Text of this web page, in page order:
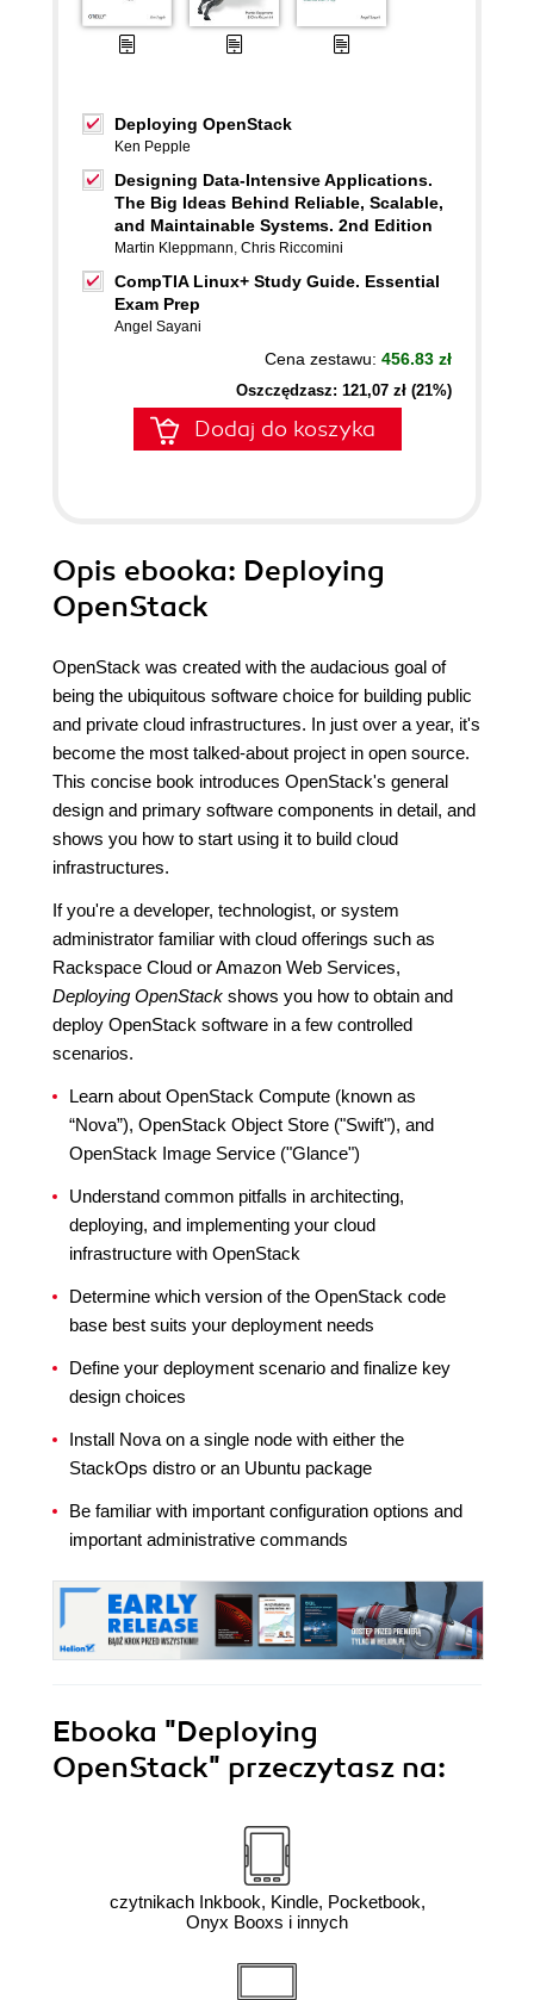
Deploying OpenStack
Ken Pepple
Designing Data-Intensive Applications.
The Big Ideas Behind Reliable, Scalable,
and Maintainable Systems. 2nd Edition
Martin Kleppmann, Chris Riccomini
CompTIA Linux+ Study Guide. Essential
Exam Prep
Angel Sayani
Cena zestawu: 456.83 zł
Oszczędzasz: 121,07 zł (21%)
Dodaj do koszyka
Opis ebooka: Deploying
OpenStack
OpenStack was created with the audacious goal of
being the ubiquitous software choice for building public
and private cloud infrastructures. In just over a year, it's
become the most talked-about project in open source.
This concise book introduces OpenStack's general
design and primary software components in detail, and
shows you how to start using it to build cloud
infrastructures.
If you're a developer, technologist, or system
administrator familiar with cloud offerings such as
Rackspace Cloud or Amazon Web Services,
Deploying OpenStack shows you how to obtain and
deploy OpenStack software in a few controlled
scenarios.
Learn about OpenStack Compute (known as
“Nova”), OpenStack Object Store ("Swift"), and
OpenStack Image Service ("Glance")
Understand common pitfalls in architecting,
deploying, and implementing your cloud
infrastructure with OpenStack
Determine which version of the OpenStack code
base best suits your deployment needs
Define your deployment scenario and finalize key
design choices
Install Nova on a single node with either the
StackOps distro or an Ubuntu package
Be familiar with important configuration options and
important administrative commands
Ebooka "Deploying
OpenStack" przeczytasz na:
czytnikach Inkbook, Kindle, Pocketbook,
Onyx Booxs i innych